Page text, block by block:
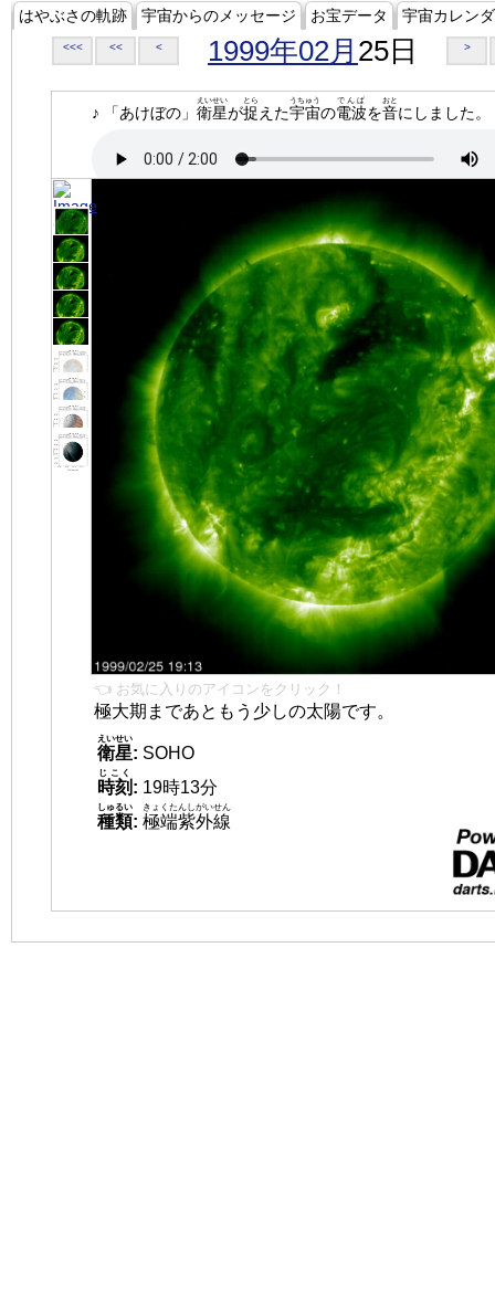
はやぶさの軌跡 宇宙からのメッセージ お宝データ 宇宙カレン
<<< << < 1999年02月 25日 >
♪ 「あけぼの」 衛星
えいせい
が捉
とら
えた宇宙
うちゅう
の電波
でんぱ
を音
おと
にしました。
👈 お気に入りのアイコンをクリック！
極大期まであともう少しの太陽です。
衛星
えいせい
: SOHO
時刻
じこく
: 19時13分
種類
しゅるい
: 極端紫外線
きょくたんしがいせん